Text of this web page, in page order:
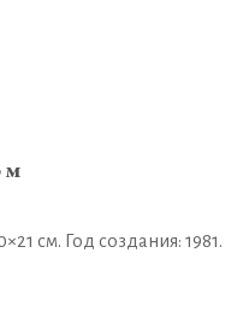
см. Год создания: 1981.